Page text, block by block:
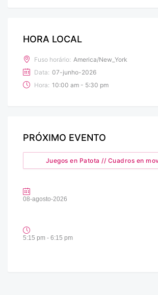
HORA LOCAL
Fuso horário: America/New_York
Data: 07-junho-2026
Hora: 10:00 am - 5:30 pm
PRÓXIMO EVENTO
Juegos en Patota // Cuadros en
08-agosto-2026
5:15 pm - 6:15 pm